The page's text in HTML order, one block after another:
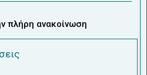
πλήρη ανακοίνωση